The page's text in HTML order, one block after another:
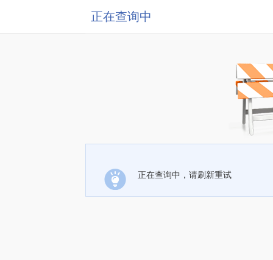
正在查询中
正在查询中，请刷新重试